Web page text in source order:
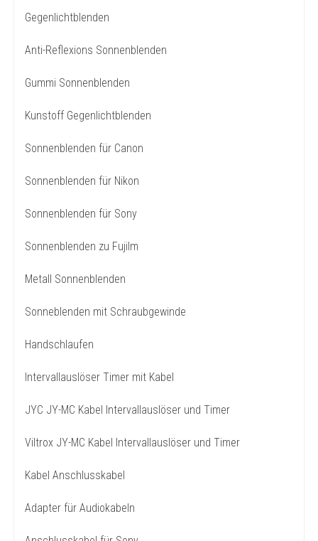
Gegenlichtblenden
Anti-Reflexions Sonnenblenden
Gummi Sonnenblenden
Kunstoff Gegenlichtblenden
Sonnenblenden für Canon
Sonnenblenden für Nikon
Sonnenblenden für Sony
Sonnenblenden zu Fujilm
Metall Sonnenblenden
Sonneblenden mit Schraubgewinde
Handschlaufen
Intervallauslöser Timer mit Kabel
JYC JY-MC Kabel Intervallauslöser und Timer
Viltrox JY-MC Kabel Intervallauslöser und Timer
Kabel Anschlusskabel
Adapter für Audiokabeln